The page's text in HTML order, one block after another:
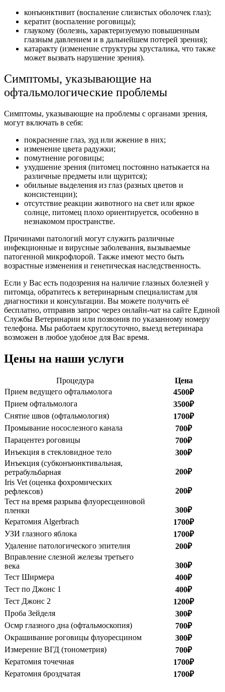
конъюнктивит (воспаление слизистых оболочек глаз);
кератит (воспаление роговицы);
глаукому (болезнь, характеризуемую повышенным
глазным давлением и в дальнейшем потерей зрения);
катаракту (изменение структуры хрусталика, что также
может вызвать нарушение зрения).
Симптомы, указывающие на
офтальмологические проблемы
Симптомы, указывающие на проблемы с органами зрения,
могут включать в себя:
покраснение глаз, зуд или жжение в них;
изменение цвета радужки;
помутнение роговицы;
ухудшение зрения (питомец постоянно натыкается на
различные предметы или щурится);
обильные выделения из глаз (разных цветов и
консистенции);
отсутствие реакции животного на свет или яркое
солнце, питомец плохо ориентируется, особенно в
незнакомом пространстве.
Причинами патологий могут служить различные
инфекционные и вирусные заболевания, вызываемые
патогенной микрофлорой. Также имеют место быть
возрастные изменения и генетическая наследственность.
Если у Вас есть подозрения на наличие глазных болезней у
питомца, обратитесь к ветеринарным специалистам для
диагностики и консультации. Вы можете получить её
бесплатно, отправив запрос через онлайн-чат на сайте Единой
Службы Ветеринарии или позвонив по указанному номеру
телефона. Мы работаем круглосуточно, выезд ветеринара
возможен в любое удобное для Вас время.
Цены на наши услуги
Процедура
Цена
Прием ведущего офтальмолога
4500₽
Прием офтальмолога
3500₽
Снятие швов (офтальмология)
1700₽
Промывание носослезного канала
700₽
Парацентез роговицы
700₽
Инъекция в стекловидное тело
300₽
Инъекция (субконъюнктивальная,
ретрабульбарная
200₽
Iris Vet (оценка фохромических
рефлексов)
200₽
Тест на время разрыва флуоресцеиновой
пленки
300₽
Кератомия Algerbrach
1700₽
УЗИ глазного яблока
1700₽
Удаление патологического эпителия
200₽
Вправление слезной железы третьего
века
300₽
Тест Ширмера
400₽
Тест по Джонс 1
400₽
Тест Джонс 2
1200₽
Проба Зейделя
300₽
Осмр глазного дна (офтальмоскопия)
700₽
Окрашивание роговицы флуоресцином
300₽
Измерение ВГД (тонометрия)
700₽
Кератомия точечная
1700₽
Кератомия броздчатая
1700₽